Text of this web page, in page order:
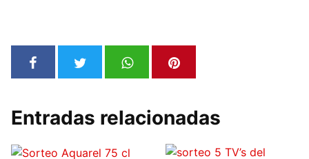
Entradas relacionadas